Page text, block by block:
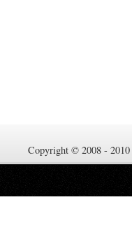
Copyright © 2008 - 2010